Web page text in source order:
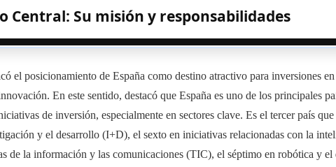
Central: Su misión y responsabilidades
el posicionamiento de España como destino atractivo para inversiones
En este sentido, destacó que España es uno de los principales
de inversión, especialmente en sectores clave. Es el tercer país
y el desarrollo (I+D), el sexto en iniciativas relacionadas con la
de la información y las comunicaciones (TIC), el séptimo en robótica y el